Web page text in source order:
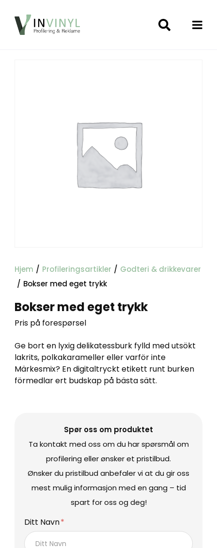
Hjem / Profileringsartikler / Godteri & drikkevarer
/ Bokser med eget trykk
Bokser med eget trykk
Pris på forespørsel
Ge bort en lyxig delikatessburk fylld med utsökt
lakrits, polkakarameller eller varför inte
Märkesmix? En digitaltryckt etikett runt burken
förmedlar ert budskap på bästa sätt.
Spør oss om produktet
Ta kontakt med oss om du har spørsmål om
profilering eller ønsker et pristilbud.
Ønsker du pristilbud anbefaler vi at du gir oss
mest mulig informasjon med en gang – tid
spart for oss og deg!
Ditt Navn